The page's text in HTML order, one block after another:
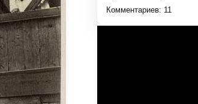
Комментариев: 11